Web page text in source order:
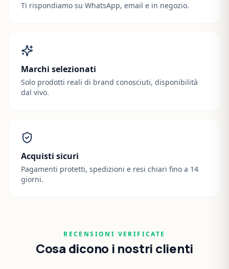
Ti rispondiamo su WhatsApp, email e in negozio.
Marchi selezionati
Solo prodotti reali di brand conosciuti, disponibilità
dal vivo.
Acquisti sicuri
Pagamenti protetti, spedizioni e resi chiari fino a 14
giorni.
RECENSIONI VERIFICATE
Cosa dicono i nostri clienti